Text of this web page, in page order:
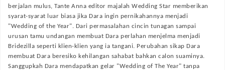
berjalan mulus, Tante Anna editor majalah Wedding Star memberikan
syarat-syarat luar biasa jika Dara ingin pernikahannya menjadi
"Wedding of the Year". Dari permasalahan cincin tunagan sampai
urusan tamu undangan membuat Dara perlahan menjelma menjadi
Bridezilla seperti klien-klien yang ia tangani. Perubahan sikap Dara
membuat Dara beresiko kehilangan sahabat bahkan calon suaminya.
Sanggupkah Dara mendapatkan gelar "Wedding of The Year" tanpa